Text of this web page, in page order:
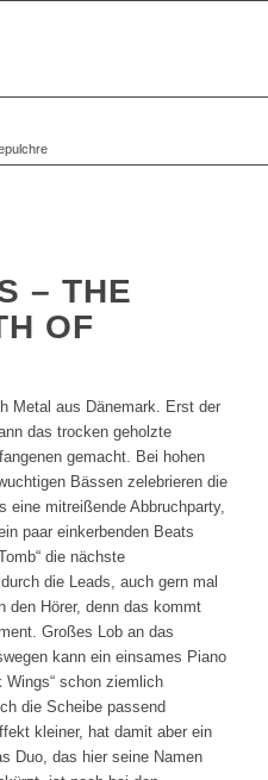
– THE
OF
Metal aus Dänemark. Erst der
das trocken geholzte
gemacht. Bei hohen
Bässen zelebrieren die
eine mitreißende Abbruchparty,
paar einkerbenden Beats
die nächste
die Leads, auch gern mal
den Hörer, denn das kommt
Großes Lob an das
kann ein einsames Piano
Wings“ schon ziemlich
die Scheibe passend
kleiner, hat damit aber ein
Duo, das hier seine Namen